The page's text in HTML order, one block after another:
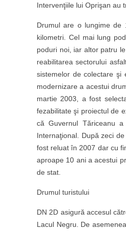
Intervenţiile lui Oprişan au
Drumul are o lungime de
kilometri. Cel mai lung
poduri noi, iar altor patru
reabilitarea sectorului
sistemelor de colectare şi
modernizare a acestui
martie 2003, a fost
fezabilitate şi proiectul de
că Guvernul Tăriceanu
Internaţional. După zeci
fost reluat în 2007 dar cu
aproape 10 ani a acestui
de stat.
Drumul turistului
DN 2D asigură accesul
Lacul Negru. De